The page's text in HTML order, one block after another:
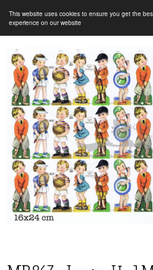
This website uses cookies to ensure you get the
experience on our website